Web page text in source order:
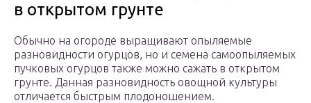
в открытом грунте
Обычно на огороде выращивают опыляемые
разновидности огурцов, но и семена самоопыляемых
пучковых огурцов также можно сажать в открытом
грунте. Данная разновидность овощной культуры
отличается быстрым плодоношением.